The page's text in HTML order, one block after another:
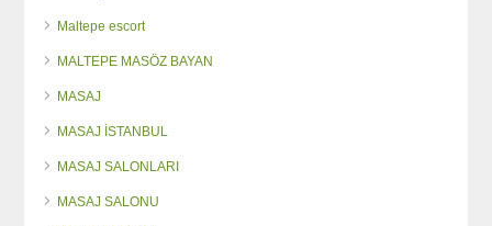
Maltepe escort
MALTEPE MASÖZ BAYAN
MASAJ
MASAJ İSTANBUL
MASAJ SALONLARI
MASAJ SALONU